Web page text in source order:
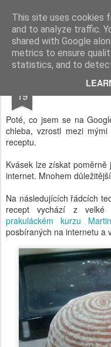
This site uses cookies
and to analyze traffic.
shared with Google
metrics to ensure
statistics, and to
Tady je eNcovo
19
Poté, co jsem se na
chleba, vzrostl mezi
receptu.
Kvásek lze získat
internet. Mnohem
Na následujících řádcích
recept vychází z velké
prakuláckém kurzu
posbíraných na internetu a